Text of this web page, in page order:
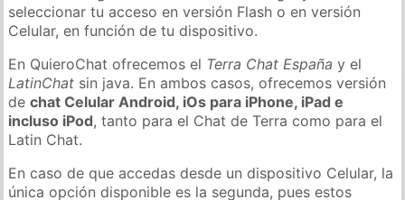
seleccionar tu acceso en versión Flash o en versión
Celular, en función de tu dispositivo.
En QuieroChat ofrecemos el Terra Chat España y el
LatinChat sin java. En ambos casos, ofrecemos versión
dechat Celular Android, iOs para iPhone, iPad e
incluso iPod, tanto para el Chat de Terra como para el
Latin Chat.
En caso de que accedas desde un dispositivo Celular, la
única opción disponible es la segunda, pues estos